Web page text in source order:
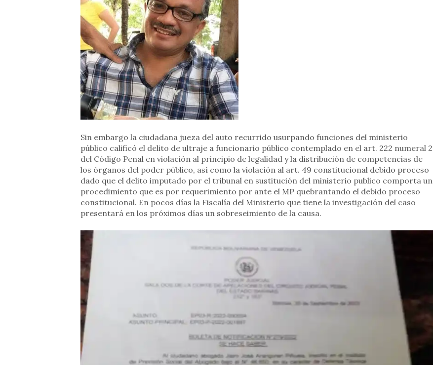
Sin embargo la ciudadana jueza del auto recurrido usurpando funciones del ministerio
público calificó el delito de ultraje a funcionario público contemplado en el art. 222 numeral 2
del Código Penal en violación al principio de legalidad y la distribución de competencias de
los órganos del poder público, así como la violación al art. 49 constitucional debido proceso
dado que el delito imputado por el tribunal en sustitución del ministerio publico comporta un
procedimiento que es por requerimiento por ante el MP quebrantando el debido proceso
constitucional. En pocos días la Fiscalía del Ministerio que tiene la investigación del caso
presentará en los próximos días un sobreseimiento de la causa.